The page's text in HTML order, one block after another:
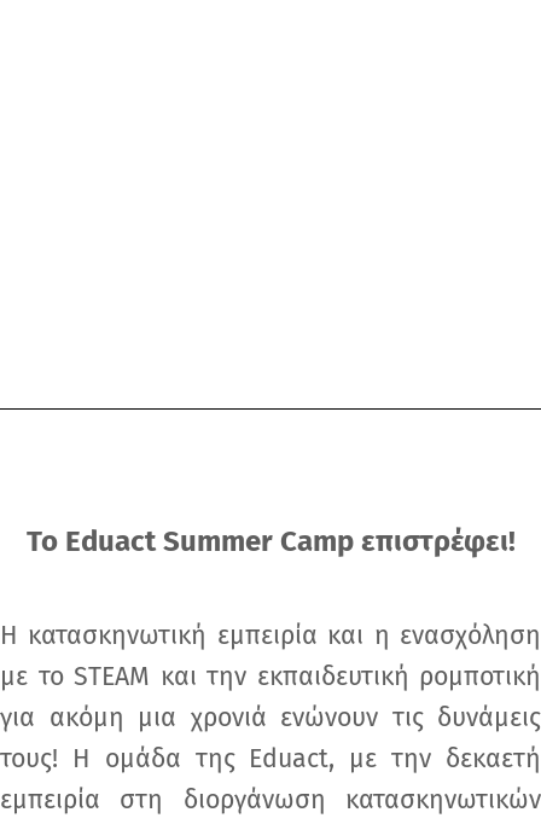
Το Eduact Summer Camp επιστρέφει!
Η κατασκηνωτική εμπειρία και η ενασχόληση
με το STEAM και την εκπαιδευτική ρομποτική
για ακόμη μια χρονιά ενώνουν τις δυνάμεις
τους! Η ομάδα της Eduact, με την δεκαετή
εμπειρία στη διοργάνωση κατασκηνωτικών